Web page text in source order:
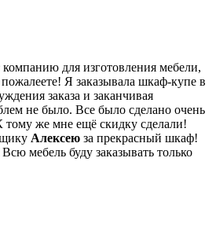
для изготовления мебели,
Я заказывала шкаф-купе в
заказа и заканчивая
не было. Все было сделано очень
тому же мне ещё скидку сделали!
Алексею за прекрасный шкаф!
мебель буду заказывать только